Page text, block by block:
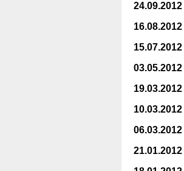
24.09.2012
16.08.2012
15.07.2012
03.05.2012
19.03.2012
10.03.2012
06.03.2012
21.01.2012